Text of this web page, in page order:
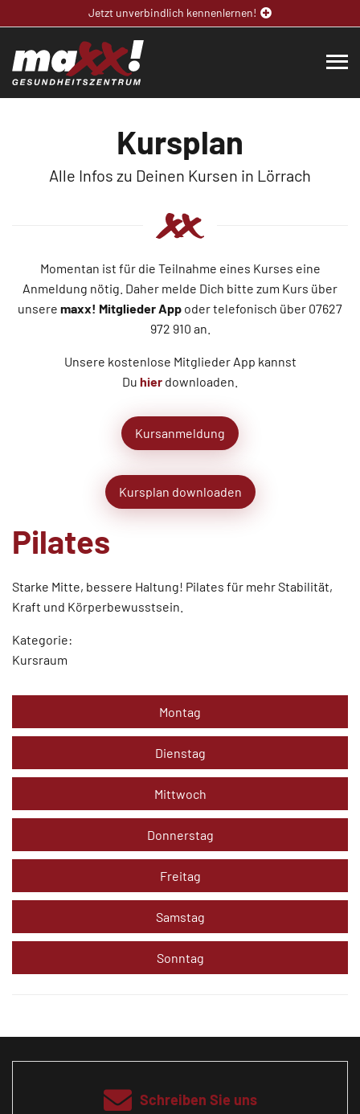
Jetzt unverbindlich kennenlernen!
Kursplan
Alle Infos zu Deinen Kursen in Lörrach
Momentan ist für die Teilnahme eines Kurses eine
Anmeldung nötig. Daher melde Dich bitte zum Kurs über
unsere maxx! Mitglieder App oder telefonisch über 07627
972 910 an.
Unsere kostenlose Mitglieder App kannst
Du hier downloaden.
Kursanmeldung
Kursplan downloaden
Pilates
Starke Mitte, bessere Haltung! Pilates für mehr Stabilität,
Kraft und Körperbewusstsein.
Kategorie:
Kursraum
Montag
Dienstag
Mittwoch
Donnerstag
Freitag
Samstag
Sonntag
Schreiben Sie uns